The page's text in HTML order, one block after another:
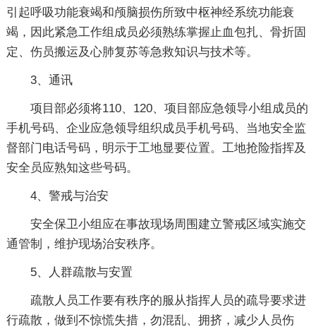
引起呼吸功能衰竭和颅脑损伤所致中枢神经系统功能衰
竭，因此紧急工作组成员必须熟练掌握止血包扎、骨折固
定、伤员搬运及心肺复苏等急救知识与技术等。
3、通讯
项目部必须将110、120、项目部应急领导小组成员的
手机号码、企业应急领导组织成员手机号码、当地安全监
督部门电话号码，明示于工地显要位置。工地抢险指挥及
安全员应熟知这些号码。
4、警戒与治安
安全保卫小组应在事故现场周围建立警戒区域实施交
通管制，维护现场治安秩序。
5、人群疏散与安置
疏散人员工作要有秩序的服从指挥人员的疏导要求进
行疏散，做到不惊慌失措，勿混乱、拥挤，减少人员伤